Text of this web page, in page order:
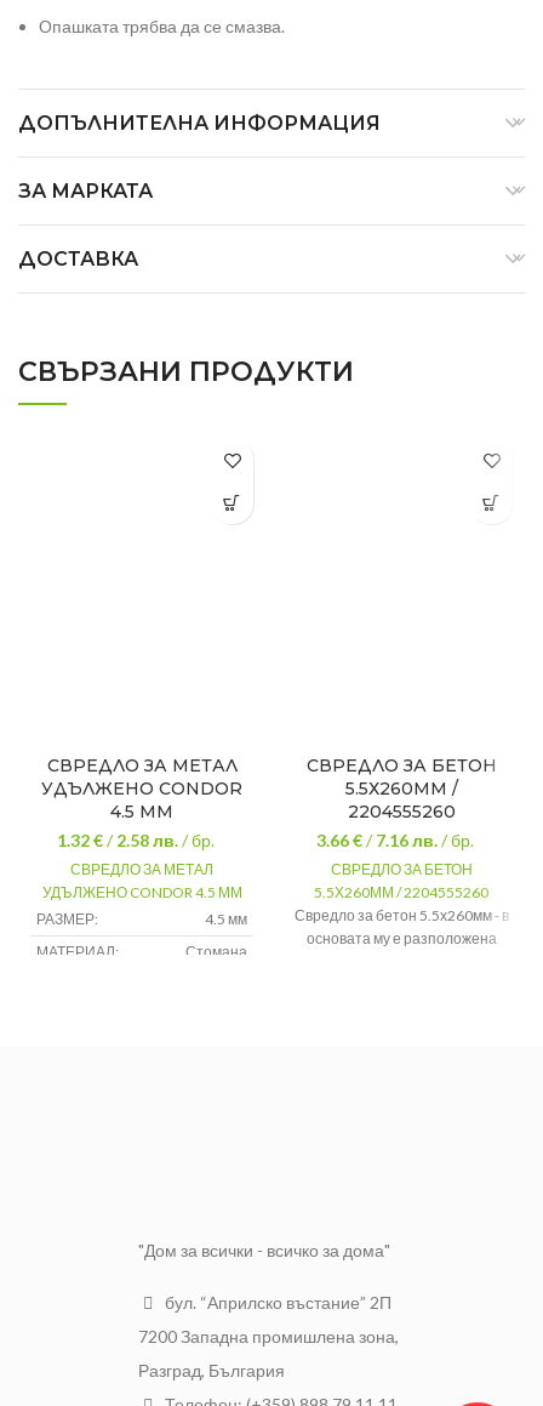
Опашката трябва да се смазва.
ДОПЪЛНИТЕЛНА ИНФОРМАЦИЯ
ЗА МАРКАТА
ДОСТАВКА
СВЪРЗАНИ ПРОДУКТИ
СВРЕДЛО ЗА МЕТАЛ
УДЪЛЖЕНО CONDOR
4.5 ММ
1.32 €/2.58лв./ бр.
СВРЕДЛО ЗА МЕТАЛ
УДЪЛЖЕНО CONDOR 4.5 ММ
РАЗМЕР:
4.5 мм
МАТЕРИАЛ:
Стомана
СВРЕДЛО ЗА БЕТОН
5.5Х260ММ /
2204555260
3.66 €/7.16лв./ бр.
СВРЕДЛО ЗА БЕТОН
5.5Х260ММ / 2204555260
Свредло за бетон 5.5х260мм - в
основата му е разположена
"Дом за всички - всичко за дома"
бул. “Априлско въстание” 2П
7200 Западна промишлена зона,
Разград, България